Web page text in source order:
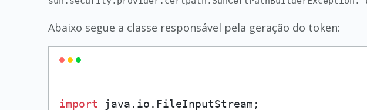
Abaixo segue a classe responsável pela geração do token:
import